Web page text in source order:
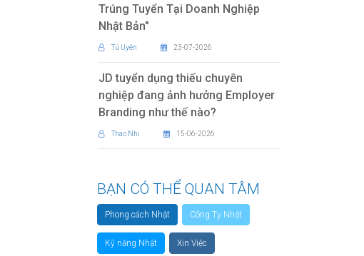
Trúng Tuyển Tại Doanh Nghiệp
Nhật Bản"
Tú Uyên 23-07-2026
JD tuyển dụng thiếu chuyên
nghiệp đang ảnh hưởng Employer
Branding như thế nào?
Thao Nhi 15-06-2026
BẠN CÓ THỂ QUAN TÂM
Phong cách Nhật Công Ty Nhật
Kỹ năng Nhật Xin Việc